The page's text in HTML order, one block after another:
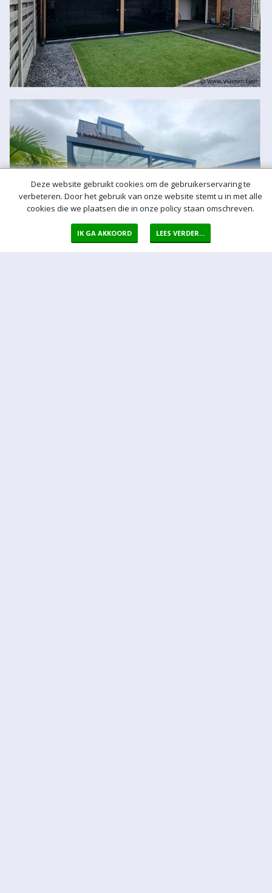
Deze website gebruikt cookies om de gebruikerservaring te
verbeteren. Door het gebruik van onze website stemt u in met alle
cookies die we plaatsen die in onze policy staan omschreven.
IK GA AKKOORD LEES VERDER...